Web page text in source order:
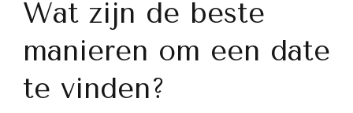
Wat zijn de beste
manieren om een date
te vinden?